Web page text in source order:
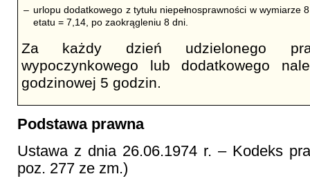
– urlopu dodatkowego z tytułu niepełnosprawności w wymiarze
etatu = 7,14, po zaokrągleniu 8 dni.
Za każdy dzień udzielonego
wypoczynkowego lub dodatkowego
godzinowej 5 godzin.
Podstawa prawna
Ustawa z dnia 26.06.1974 r. – Kodeks
poz. 277 ze zm.)